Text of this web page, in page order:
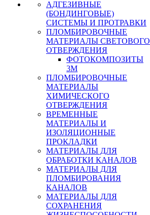
АДГЕЗИВНЫЕ
(БОНДИНГОВЫЕ)
СИСТЕМЫ И ПРОТРАВКИ
ПЛОМБИРОВОЧНЫЕ
МАТЕРИАЛЫ СВЕТОВОГО
ОТВЕРЖДЕНИЯ
ФОТОКОМПОЗИТЫ
3М
ПЛОМБИРОВОЧНЫЕ
МАТЕРИАЛЫ
ХИМИЧЕСКОГО
ОТВЕРЖДЕНИЯ
ВРЕМЕННЫЕ
МАТЕРИАЛЫ И
ИЗОЛЯЦИОННЫЕ
ПРОКЛАДКИ
МАТЕРИАЛЫ ДЛЯ
ОБРАБОТКИ КАНАЛОВ
МАТЕРИАЛЫ ДЛЯ
ПЛОМБИРОВАНИЯ
КАНАЛОВ
МАТЕРИАЛЫ ДЛЯ
СОХРАНЕНИЯ